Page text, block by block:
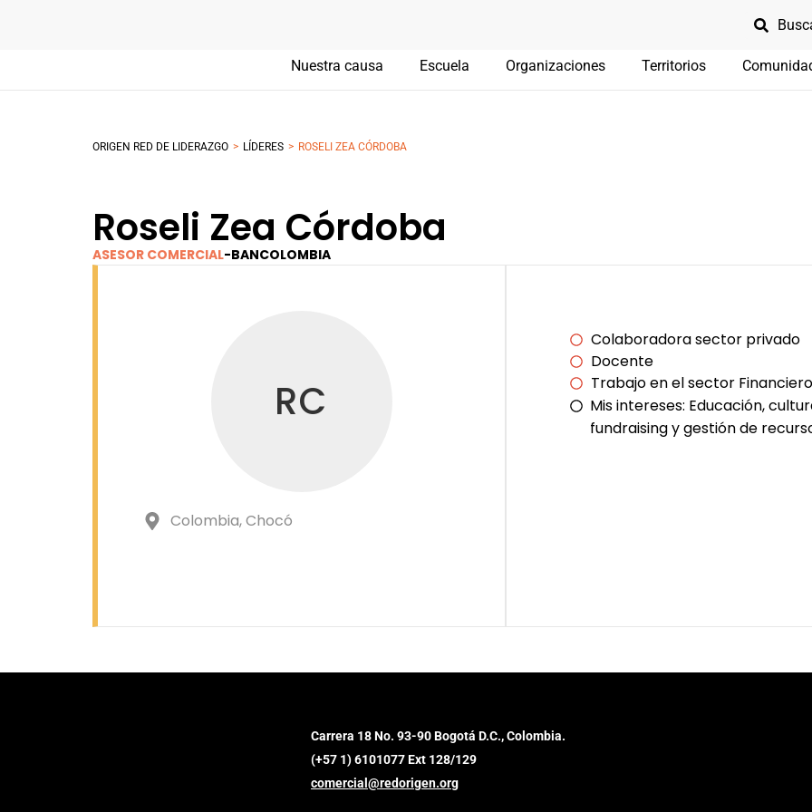
Nuestra causa Escuela Organizaciones Territorios
ORIGEN RED DE LIDERAZGO > LÍDERES > ROSELI ZEA CÓRDOBA
Roseli Zea Córdoba
ASESOR COMERCIAL-BANCOLOMBIA
RC
Colombia, Chocó
Colaboradora sector privado
Docente
Trabajo en el sector Financiero
Mis intereses: Educación,
fundraising y gestión de
Carrera 18 No. 93-90 Bogotá D.C., Colombia.
(+57 1) 6101077 Ext 128/129
comercial@redorigen.org